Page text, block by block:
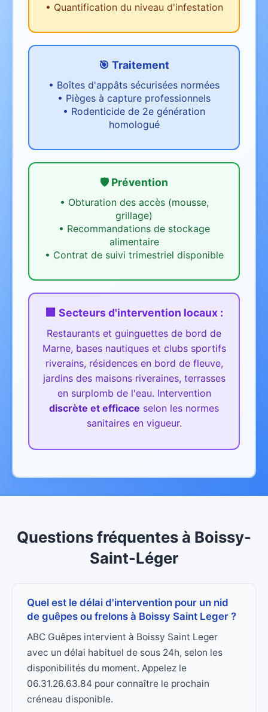
• Quantification du niveau d'infestation
🎯 Traitement
• Boîtes d'appâts sécurisées normées
• Pièges à capture professionnels
• Rodenticide de 2e génération
homologué
🛡️ Prévention
• Obturation des accès (mousse,
grillage)
• Recommandations de stockage
alimentaire
• Contrat de suivi trimestriel disponible
🏢 Secteurs d'intervention locaux :
Restaurants et guinguettes de bord de
Marne, bases nautiques et clubs sportifs
riverains, résidences en bord de fleuve,
jardins des maisons riveraines, terrasses
en surplomb de l'eau. Intervention
discrète et efficace selon les normes
sanitaires en vigueur.
Questions fréquentes à Boissy-
Saint-Léger
Quel est le délai d'intervention pour un nid
de guêpes ou frelons à Boissy Saint Leger ?
ABC Guêpes intervient à Boissy Saint Leger
avec un délai habituel de sous 24h, selon les
disponibilités du moment. Appelez le
06.31.26.63.84 pour connaître le prochain
créneau disponible.